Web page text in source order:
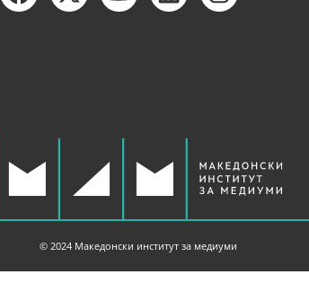
© 2024 Македонски институт за медиуми